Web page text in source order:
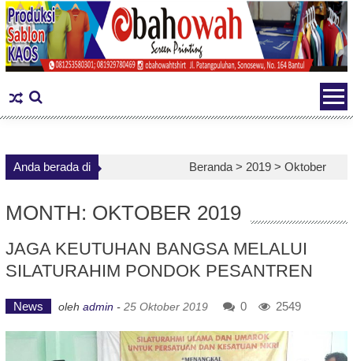
Anda berada di Beranda > 2019 >Oktober
MONTH: OKTOBER 2019
JAGA KEUTUHAN BANGSA MELALUI
SILATURAHIM PONDOK PESANTREN
News oleh admin - 25 Oktober 2019 0 2549